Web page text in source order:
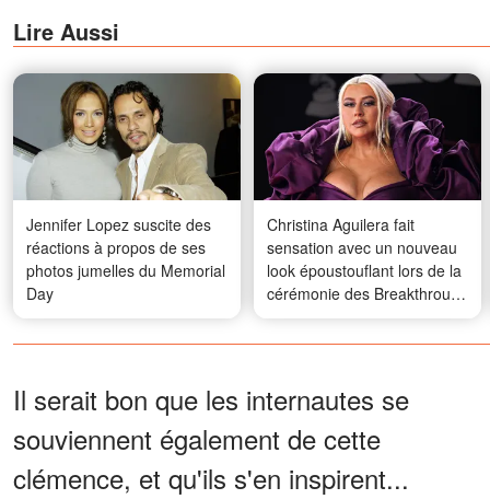
Lire Aussi
Jennifer Lopez suscite des
réactions à propos de ses
photos jumelles du Memorial
Day
Christina Aguilera fait
sensation avec un nouveau
look époustouflant lors de la
cérémonie des Breakthrough
Prizes – Photos
Il serait bon que les internautes se
souviennent également de cette
clémence, et qu'ils s'en inspirent...